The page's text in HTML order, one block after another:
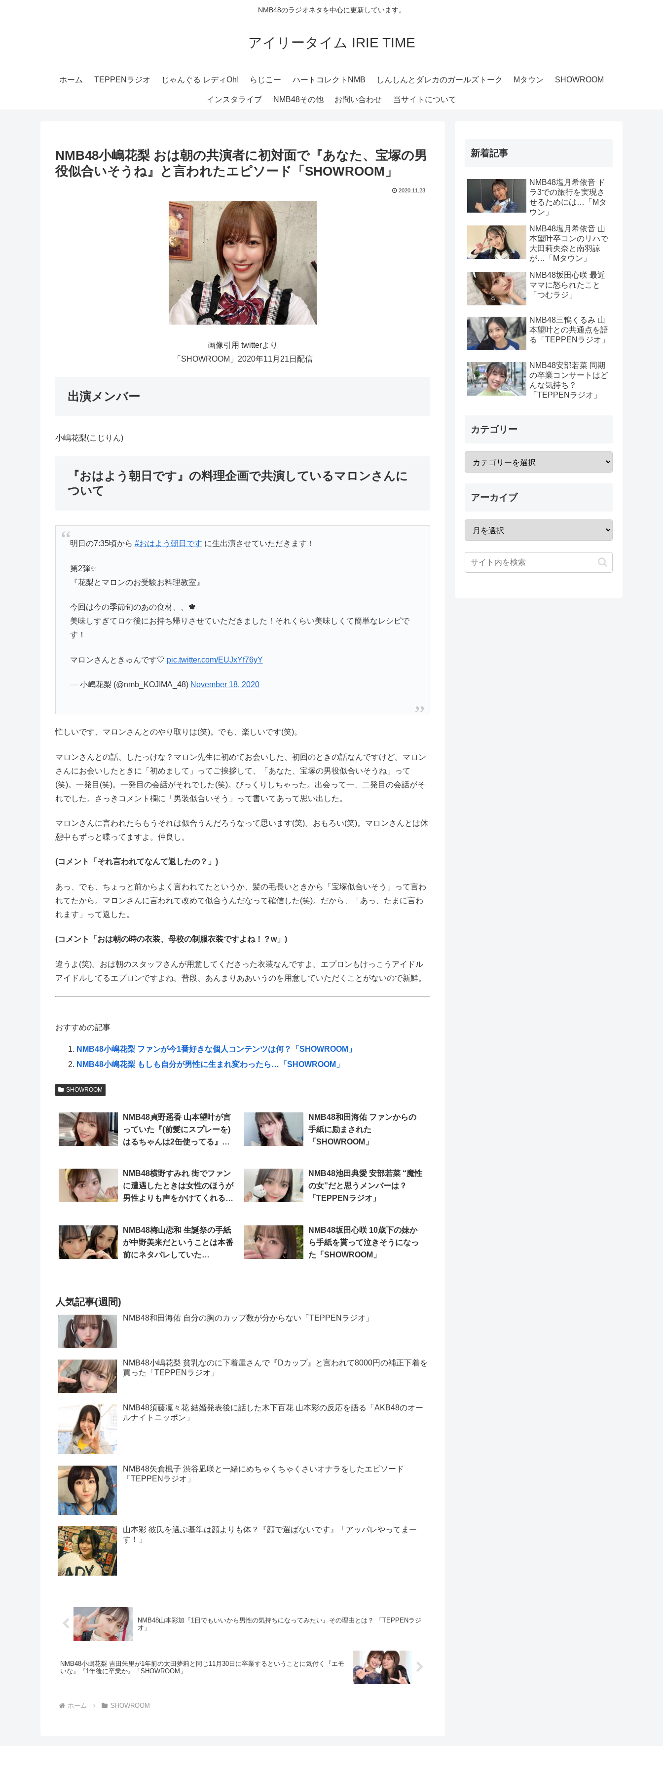
NMB48のラジオネタを中心に更新しています。
アイリータイム IRIE TIME
ホーム TEPPENラジオ じゃんぐる レディOh! らじこー ハートコレクトNMB しんしんとダレカのガールズトーク Mタウン SHOWROOM
インスタライブ NMB48その他 お問い合わせ 当サイトについて
NMB48小嶋花梨 おは朝の共演者に初対面で『あなた、宝塚の男
役似合いそうね』と言われたエピソード「SHOWROOM」
2020.11.23
画像引用 twitterより
「SHOWROOM」2020年11月21日配信
出演メンバー
小嶋花梨(こじりん)
『おはよう朝日です』の料理企画で共演しているマロンさんに
ついて
明日の7:35頃から #おはよう朝日です に生出演させていただきます！
第2弾✨
『花梨とマロンのお受験お料理教室』
今回は今の季節旬のあの食材、、🍁
美味しすぎてロケ後にお持ち帰りさせていただきました！それくらい美味しくて簡単なレシピで
す！
マロンさんときゅんです🤍 pic.twitter.com/EUJxYf76yY
— 小嶋花梨 (@nmb_KOJIMA_48) November 18, 2020
忙しいです、マロンさんとのやり取りは(笑)。でも、楽しいです(笑)。
マロンさんとの話、したっけな？マロン先生に初めてお会いした、初回のときの話なんですけど。マロン
さんにお会いしたときに「初めまして」ってご挨拶して、「あなた、宝塚の男役似合いそうね」って
(笑)。一発目(笑)。一発目の会話がそれでした(笑)。びっくりしちゃった。出会って一、二発目の会話がそ
れでした。さっきコメント欄に「男装似合いそう」って書いてあって思い出した。
マロンさんに言われたらもうそれは似合うんだろうなって思います(笑)。おもろい(笑)。マロンさんとは休
憩中もずっと喋ってますよ。仲良し。
(コメント「それ言われてなんて返したの？」)
あっ、でも、ちょっと前からよく言われてたというか、髪の毛長いときから「宝塚似合いそう」って言わ
れてたから。マロンさんに言われて改めて似合うんだなって確信した(笑)。だから、「あっ、たまに言わ
れます」って返した。
(コメント「おは朝の時の衣装、母校の制服衣装ですよね！？w」)
違うよ(笑)。おは朝のスタッフさんが用意してくださった衣装なんですよ。エプロンもけっこうアイドル
アイドルしてるエプロンですよね。普段、あんまりああいうのを用意していただくことがないので新鮮。
おすすめの記事
NMB48小嶋花梨 ファンが今1番好きな個人コンテンツは何？「SHOWROOM」
NMB48小嶋花梨 もしも自分が男性に生まれ変わったら…「SHOWROOM」
SHOWROOM
NMB48貞野遥香 山本望叶が言
っていた『(前髪にスプレーを)
はるちゃんは2缶使ってる』は
NMB48和田海佑 ファンからの
手紙に励まされた
「SHOWROOM」
NMB48横野すみれ 街でファン
に遭遇したときは女性のほうが
男性よりも声をかけてくれる？
NMB48池田典愛 安部若菜 “魔性
の女”だと思うメンバーは？
「TEPPENラジオ」
NMB48梅山恋和 生誕祭の手紙
が中野美来だということは本番
前にネタバレしていた
NMB48坂田心咲 10歳下の妹か
ら手紙を貰って泣きそうになっ
た「SHOWROOM」
人気記事(週間)
NMB48和田海佑 自分の胸のカップ数が分からない「TEPPENラジオ」
NMB48小嶋花梨 貧乳なのに下着屋さんで『Dカップ』と言われて8000円の補正下着を
買った「TEPPENラジオ」
NMB48須藤凜々花 結婚発表後に話した木下百花 山本彩の反応を語る「AKB48のオー
ルナイトニッポン」
NMB48矢倉楓子 渋谷凪咲と一緒にめちゃくちゃくさいオナラをしたエピソード
「TEPPENラジオ」
山本彩 彼氏を選ぶ基準は顔よりも体？『顔で選ばないです』「アッパレやってまー
す！」
NMB48山本彩加『1日でもいいから男性の気持ちになってみたい』その理由とは？ 「TEPPENラジ
オ」
NMB48小嶋花梨 吉田朱里が1年前の太田夢莉と同じ11月30日に卒業するということに気付く『エモ
いな』『1年後に卒業か』「SHOWROOM」
ホーム SHOWROOM
新着記事
NMB48塩月希依音 ド
ラ3での旅行を実現さ
せるためには…「Mタ
ウン」
NMB48塩月希依音 山
本望叶卒コンのリハで
大田莉央奈と南羽諒
が…「Mタウン」
NMB48坂田心咲 最近
ママに怒られたこと
「つむラジ」
NMB48三鴨くるみ 山
本望叶との共通点を語
る「TEPPENラジオ」
NMB48安部若菜 同期
の卒業コンサートはど
んな気持ち？
「TEPPENラジオ」
カテゴリー
アーカイブ